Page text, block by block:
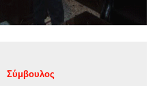
Σύμβουλος